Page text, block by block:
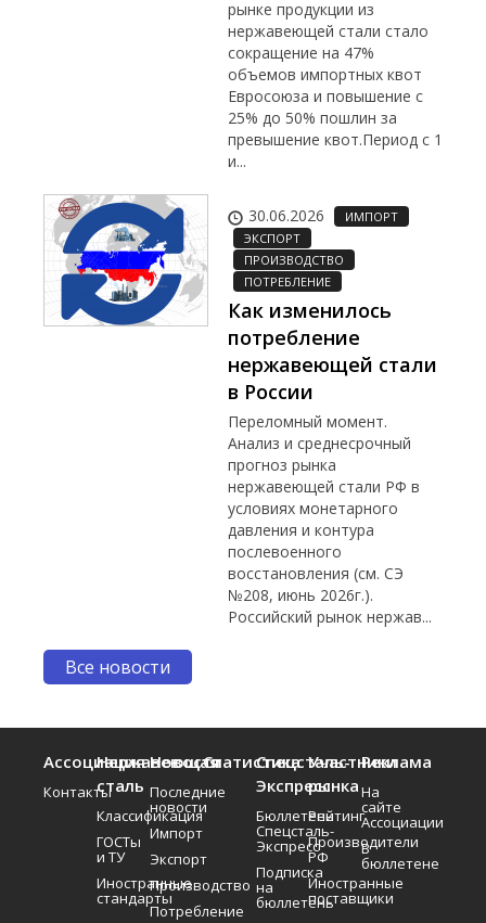
рынке продукции из
нержавеющей стали стало
сокращение на 47%
объемов импортных квот
Евросоюза и повышение с
25% до 50% пошлин за
превышение квот.Период с 1
и...
30.06.2026
ИМПОРТ
ЭКСПОРТ
ПРОИЗВОДСТВО
ПОТРЕБЛЕНИЕ
Как изменилось
потребление
нержавеющей стали
в России
Переломный момент.
Анализ и среднесрочный
прогноз рынка
нержавеющей стали РФ в
условиях монетарного
давления и контура
послевоенного
восстановления (см. СЭ
№208, июнь 2026г.).
Российский рынок нержав...
Все новости
Ассоциация
Контакты
Нержавеющая
сталь
Классификация
ГОСТы
и ТУ
Иностранные
стандарты
Новости
Последние
новости
Импорт
Экспорт
Производство
Потребление
СтатистикаСпецсталь-
Экспресс
Бюллетень
Спецсталь-
Экспресс
Подписка
на
бюллетень
Участники
рынка
Рейтинг
Производители
РФ
Иностранные
поставщики
Реклама
На
сайте
Ассоциации
В
бюллетене